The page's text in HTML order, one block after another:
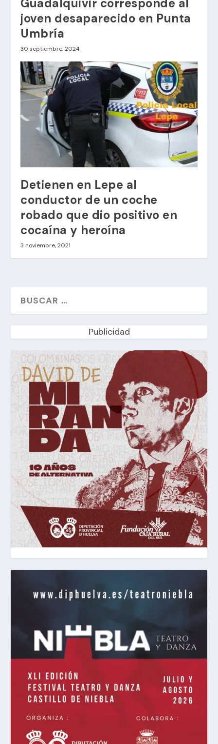
joven desaparecido en Punta
Umbría
30 septiembre, 2024
Detienen en Lepe al
conductor de un coche
robado que dio positivo en
cocaína y heroína
3 noviembre, 2021
Publicidad